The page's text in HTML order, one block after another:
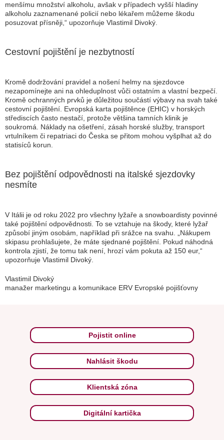
menšímu množství alkoholu, avšak v případech vyšší hladiny
alkoholu zaznamenané policií nebo lékařem můžeme škodu
posuzovat přísněji,“ upozorňuje Vlastimil Divoký.
Cestovní pojištění je nezbytností
Kromě dodržování pravidel a nošení helmy na sjezdovce
nezapomínejte ani na ohleduplnost vůči ostatním a vlastní bezpečí.
Kromě ochranných prvků je důležitou součástí výbavy na svah také
cestovní pojištění. Evropská karta pojištěnce (EHIC) v horských
střediscích často nestačí, protože většina tamních klinik je
soukromá. Náklady na ošetření, zásah horské služby, transport
vrtulníkem či repatriaci do Česka se přitom mohou vyšplhat až do
statisíců korun.
Bez pojištění odpovědnosti na italské sjezdovky
nesmíte
V Itálii je od roku 2022 pro všechny lyžaře a snowboardisty povinné
také pojištění odpovědnosti. To se vztahuje na škody, které lyžař
způsobí jiným osobám, například při srážce na svahu. „Nákupem
skipasu prohlašujete, že máte sjednané pojištění. Pokud náhodná
kontrola zjistí, že tomu tak není, hrozí vám pokuta až 150 eur,“
upozorňuje Vlastimil Divoký.
Vlastimil Divoký
manažer marketingu a komunikace ERV Evropské pojišťovny
Pojistit online
Nahlásit škodu
Klientská zóna
Digitální kartička